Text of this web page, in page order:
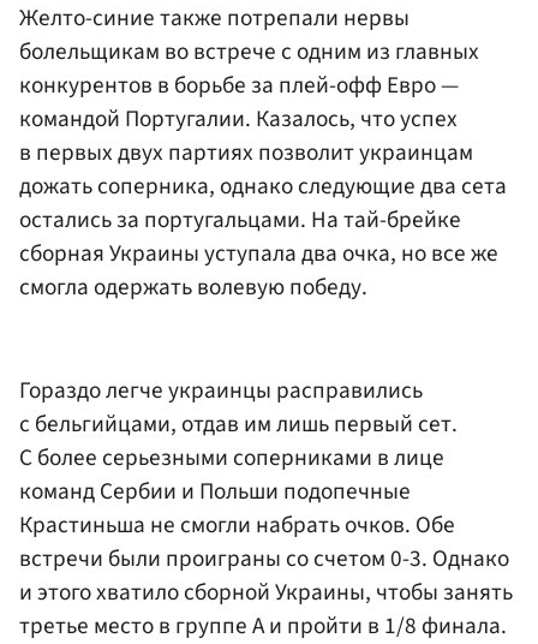
Желто-синие также потрепали нервы
болельщикам во встрече с одним из главных
конкурентов в борьбе за плей-офф Евро —
командой Португалии. Казалось, что успех
в первых двух партиях позволит украинцам
дожать соперника, однако следующие два сета
остались за португальцами. На тай-брейке
сборная Украины уступала два очка, но все же
смогла одержать волевую победу.
Гораздо легче украинцы расправились
с бельгийцами, отдав им лишь первый сет.
С более серьезными соперниками в лице
команд Сербии и Польши подопечные
Крастиньша не смогли набрать очков. Обе
встречи были проиграны со счетом 0-3. Однако
и этого хватило сборной Украины, чтобы занять
третье место в группе A и пройти в 1/8 финала.